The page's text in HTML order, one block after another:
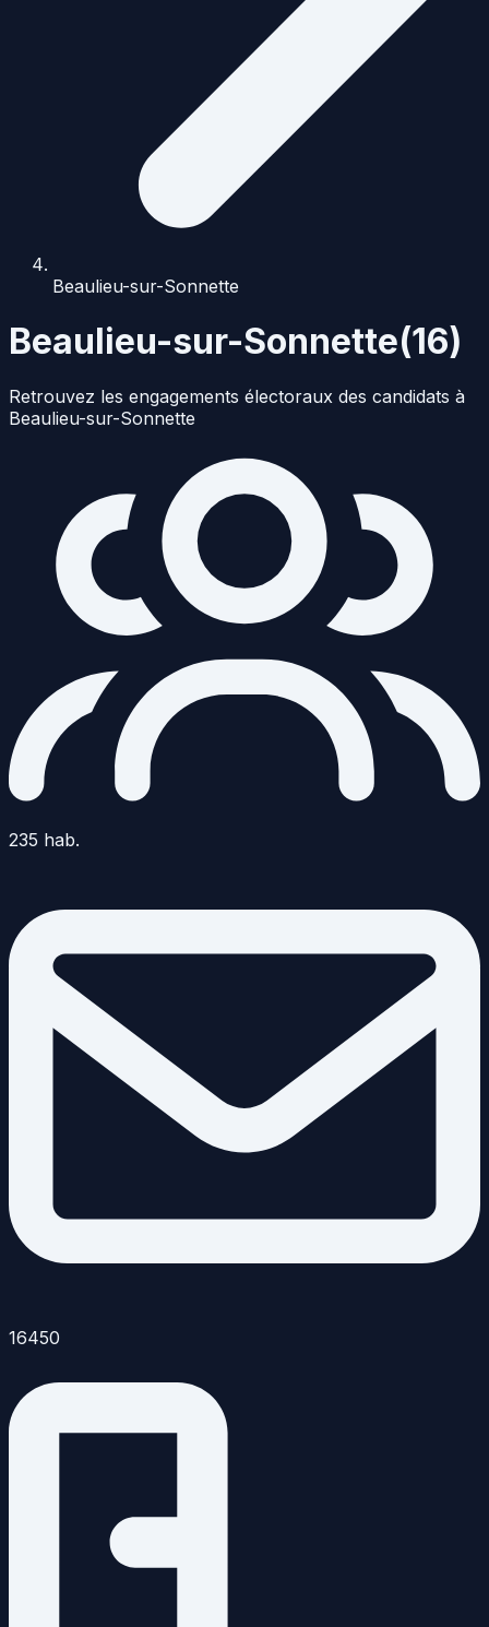
Beaulieu-sur-Sonnette
Beaulieu-sur-Sonnette(16)
Retrouvez les engagements électoraux des candidats à
Beaulieu-sur-Sonnette
235 hab.
16450